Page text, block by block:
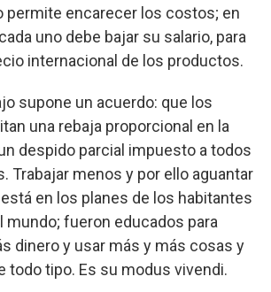
permite encarecer los costos; en
uno debe bajar su salario, para
internacional de los productos.
supone un acuerdo: que los
una rebaja proporcional en la
despido parcial impuesto a todos
Trabajar menos y por ello aguantar
en los planes de los habitantes
mundo; fueron educados para
dinero y usar más y más cosas y
todo tipo. Es su modus vivendi.